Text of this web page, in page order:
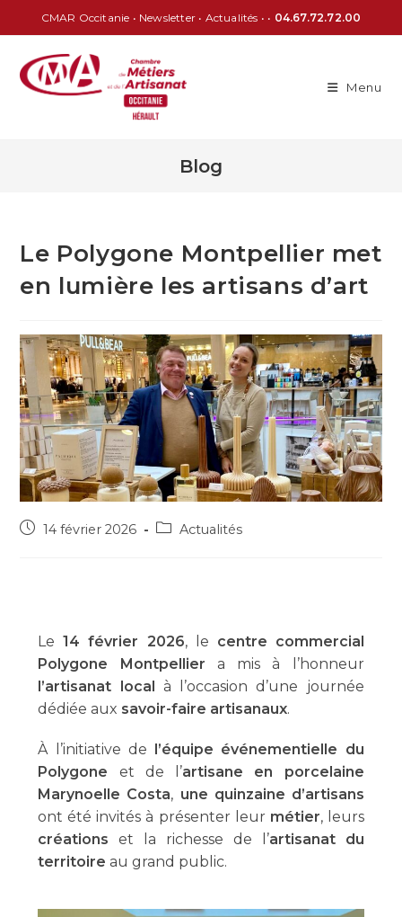
CMAR Occitanie • Newsletter • Actualités • • 04.67.72.72.00
Menu
Blog
Le Polygone Montpellier met
en lumière les artisans d’art
14 février 2026 Actualités
Le14 février 2026, le centre commercial
Polygone Montpellier a mis à l’honneur
l’artisanat local
à l’occasion d’une journée
dédiée aux savoir-faire artisanaux.
À l’initiative de
l’équipe événementielle du
Polygone et de l’artisane en porcelaine
Marynoelle Costa, une quinzaine d’artisans
ont été invités à présenter leur métier, leurs
créations et la richesse de l’artisanat du
territoire au grand public.